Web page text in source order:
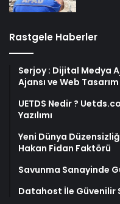
Rastgele Haberler
Serjoy : Dijital Medya
Ajansı ve Web Tasarım
UETDS Nedir ?
Yazılımı
Yeni Dünya
Hakan Fidan Faktörü
Savunma Sanayinde
Datahost İle Güvenilir